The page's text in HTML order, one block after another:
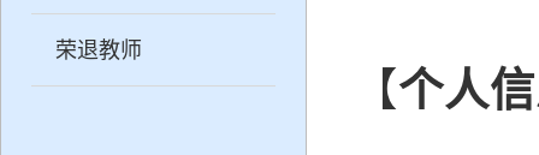
荣退教师
【个人